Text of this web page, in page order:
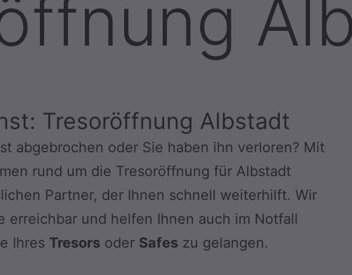
Tresoröffnung Albstadt
abgebrochen oder Sie haben ihn verloren? Mit
rund um die Tresoröffnung für Albstadt
Partner, der Ihnen schnell weiterhilft. Wir
erreichbar und helfen Ihnen auch im Notfall
Ihres Tresors oder Safes zu gelangen.